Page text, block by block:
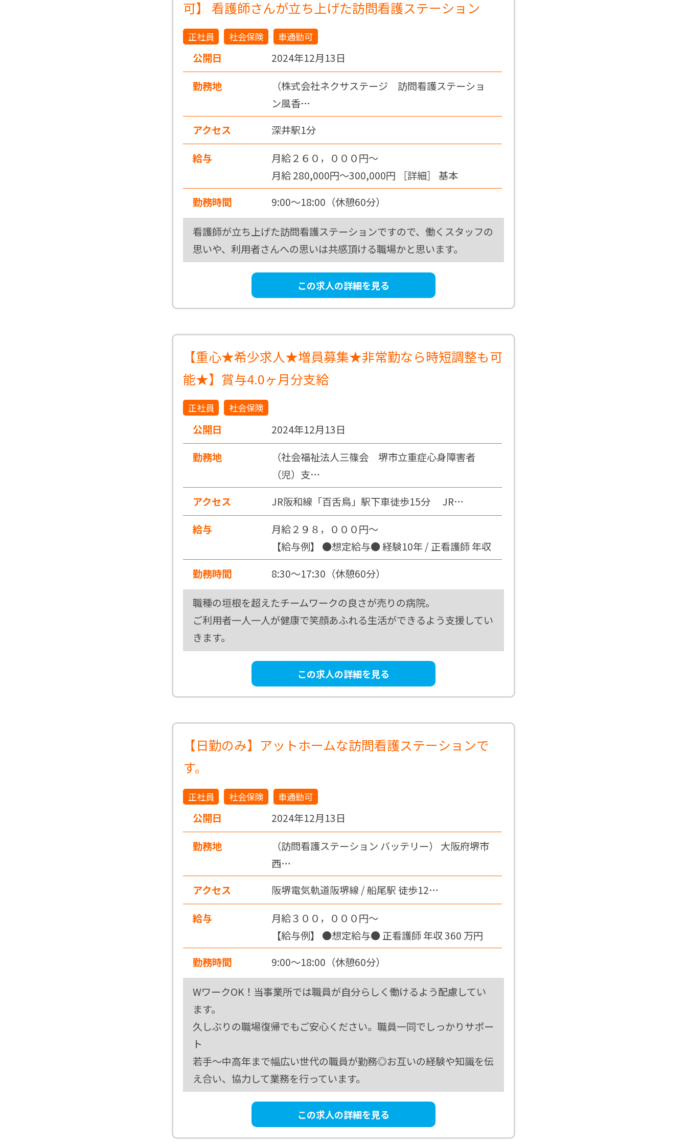
可】 看護師さんが立ち上げた訪問看護ステーション
正社員 社会保険 車通勤可
公開日
2024年12月13日
勤務地
（株式会社ネクサステージ 訪問看護ステーショ
ン風香…
アクセス
深井駅1分
給与
月給２６０，０００円〜
月給 280,000円〜300,000円 ［詳細］ 基本
給:280,000円-300,000…
勤務時間 9:00～18:00（休憩60分）
看護師が立ち上げた訪問看護ステーションですので、働くスタッフの
思いや、利用者さんへの思いは共感頂ける職場かと思います。
この求人の詳細を見る
【重心★希少求人★増員募集★非常勤なら時短調整も可
能★】賞与4.0ヶ月分支給
正社員 社会保険
公開日
2024年12月13日
勤務地
（社会福祉法人三篠会 堺市立重症心身障害者
（児）支…
アクセス
JR阪和線「百舌鳥」駅下車徒歩15分 JR…
給与
月給２９８，０００円～
【給与例】 ●想定給与● 経験10年 / 正看護師 年収
454 万円～ 月給 29.8 万…
勤務時間 8:30～17:30（休憩60分）
職種の垣根を超えたチームワークの良さが売りの病院。
ご利用者一人一人が健康で笑顔あふれる生活ができるよう支援してい
きます。
この求人の詳細を見る
【日勤のみ】アットホームな訪問看護ステーションで
す。
正社員 社会保険 車通勤可
公開日
2024年12月13日
勤務地
（訪問看護ステーション バッテリー） 大阪府堺市
西…
アクセス
阪堺電気軌道阪堺線 / 船尾駅 徒歩12…
給与
月給３００，０００円〜
【給与例】 ●想定給与● 正看護師 年収 360 万円
～ 月給 30 万円～ ＜月給内訳＞…
勤務時間 9:00～18:00（休憩60分）
WワークOK！当事業所では職員が自分らしく働けるよう配慮してい
ます。
久しぶりの職場復帰でもご安心ください。職員一同でしっかりサポー
ト
若手～中高年まで幅広い世代の職員が勤務◎お互いの経験や知識を伝
え合い、協力して業務を行っています。
この求人の詳細を見る